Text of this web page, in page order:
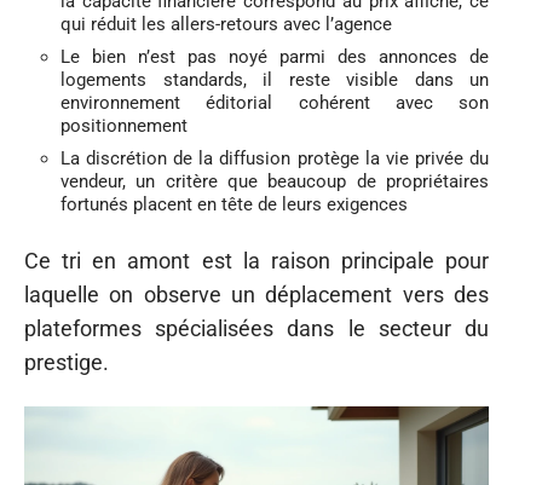
qui réduit les allers-retours avec l’agence
Le bien n’est pas noyé parmi des annonces de
logements standards, il reste visible dans un
environnement éditorial cohérent avec son
positionnement
La discrétion de la diffusion protège la vie privée du
vendeur, un critère que beaucoup de propriétaires
fortunés placent en tête de leurs exigences
Ce tri en amont est la raison principale pour
laquelle on observe un déplacement vers des
plateformes spécialisées dans le secteur du
prestige.